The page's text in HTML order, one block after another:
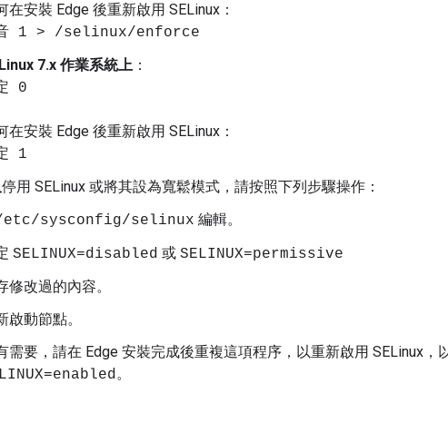
在安裝 Edge 後重新啟用 SELinux：
1 > /selinux/enforce
7.x 作業系統上 ：
0
在安裝 Edge 後重新啟用 SELinux：
1
停用 SELinux 或將其設為寬鬆模式，請按照下列步驟操作：
sysconfig/selinux 編輯。
SELINUX=disabled 或 SELINUX=permissive
修改過的內容。
啟動節點。
需要，請在 Edge 安裝完成後重複這項程序，以重新啟用 SELinux，
。